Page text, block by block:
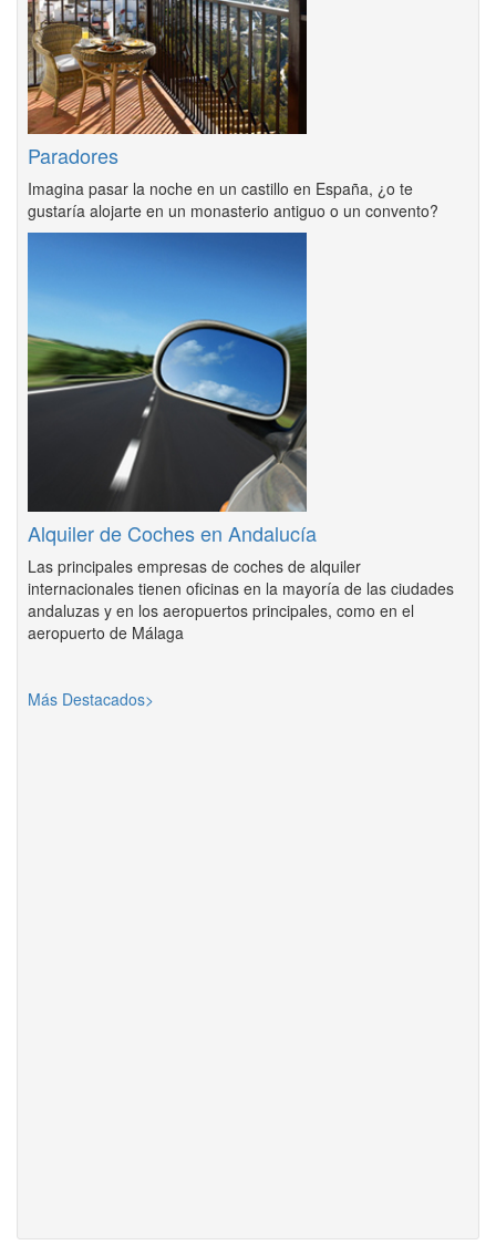
Paradores
Imagina pasar la noche en un castillo en España, ¿o te
gustaría alojarte en un monasterio antiguo o un convento?
Alquiler de Coches en Andalucía
Las principales empresas de coches de alquiler
internacionales tienen oficinas en la mayoría de las ciudades
andaluzas y en los aeropuertos principales, como en el
aeropuerto de Málaga
Más Destacados>